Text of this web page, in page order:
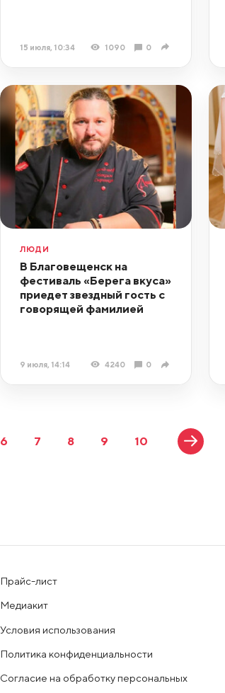
15 июля, 10:34 1090 0
ЛЮДИ
В Благовещенск на
фестиваль «Берега вкуса»
приедет звездный гость с
говорящей фамилией
9 июля, 14:14 4240 0
6 7 8 9 10
Прайс-лист
Медиакит
Условия использования
Политика конфиденциальности
Согласие на обработку персональных